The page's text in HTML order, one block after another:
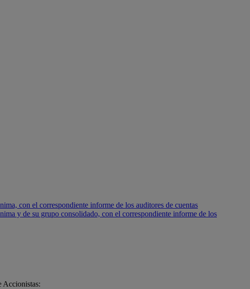
con el correspondiente informe de los auditores de cuentas
y de su grupo consolidado, con el correspondiente informe de los
Accionistas: